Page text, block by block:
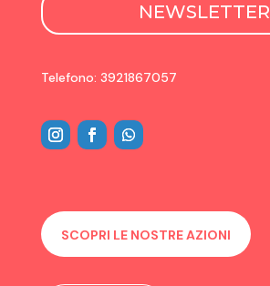
NEWSLETTER
Telefono: 3921867057
SCOPRI LE NOSTRE AZIONI